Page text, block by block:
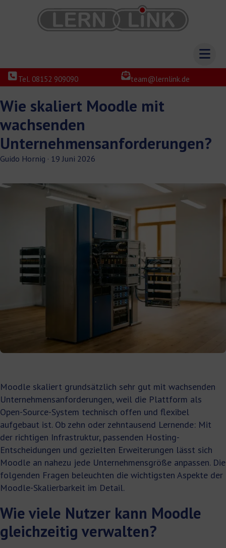
Tel. 08152 909090 team@lernlink.de
Wie skaliert Moodle mit
wachsenden
Unternehmensanforderungen?
Guido Hornig · 19 Juni 2026
Moodle skaliert grundsätzlich sehr gut mit wachsenden
Unternehmensanforderungen, weil die Plattform als
Open-Source-System technisch offen und flexibel
aufgebaut ist. Ob zehn oder zehntausend Lernende: Mit
der richtigen Infrastruktur, passenden Hosting-
Entscheidungen und gezielten Erweiterungen lässt sich
Moodle an nahezu jede Unternehmensgröße anpassen. Die
folgenden Fragen beleuchten die wichtigsten Aspekte der
Moodle-Skalierbarkeit im Detail.
Wie viele Nutzer kann Moodle
gleichzeitig verwalten?